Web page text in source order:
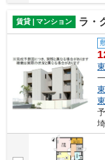
賃貸 | マンション ラ・